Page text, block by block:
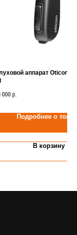
аппарат Oticon
000 р.
Подробнее о
В корзину